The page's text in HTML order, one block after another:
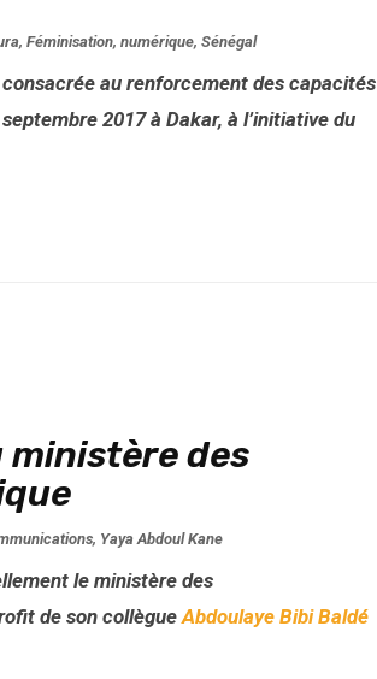
, Féminisation, numérique, Sénégal
consacrée au renforcement des capacités
2017 à Dakar, à l’initiative du
ministère des
, Yaya Abdoul Kane
le ministère des
de son collègueAbdoulaye Bibi Baldé